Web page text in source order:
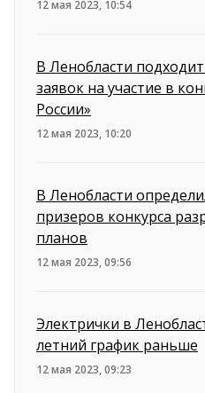
12 мая 2023, 10:54
В Ленобласти
заявок на участие в
России»
12 мая 2023, 10:20
В Ленобласти
призеров конкурса
планов
12 мая 2023, 09:56
Электрички в
летний график раньше
12 мая 2023, 09:23